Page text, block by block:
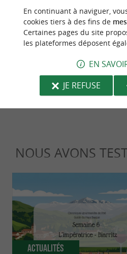
SITE INTERNET
dernière mise à
Source : Evènement
NOUS AVONS
Actualités
En continuant à naviguer,
cookies tiers à des fins de
Certaines pages du site
les plateformes déposent
EN
JE REFUSE